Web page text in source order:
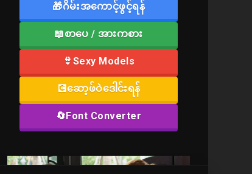
🎁ဂိမ်းအကောင့်ဖွင့်ရန်
📖စာပေ / အားကစား
👙Sexy Models
💽ဆော့ဖ်ဝဲဒေါင်းရန်
🔄Font Converter